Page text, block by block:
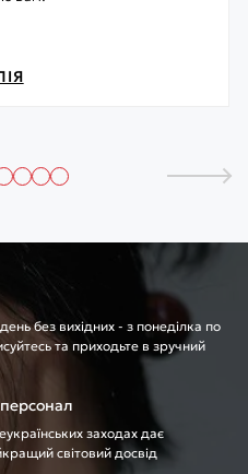
без вихідних - з понеділка по
та приходьте в зручний
заходах дає
світовий досвід